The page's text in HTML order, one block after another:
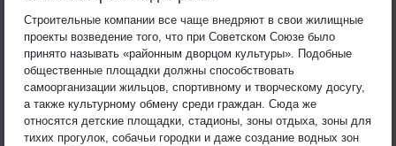
Строительные компании все чаще внедряют в свои жилищные
проекты возведение того, что при Советском Союзе было
принято называть «районным дворцом культуры». Подобные
общественные площадки должны способствовать
самоорганизации жильцов, спортивному и творческому досугу,
а также культурному обмену среди граждан. Сюда же
относятся детские площадки, стадионы, зоны отдыха, зоны для
тихих прогулок, собачьи городки и даже создание водных зон